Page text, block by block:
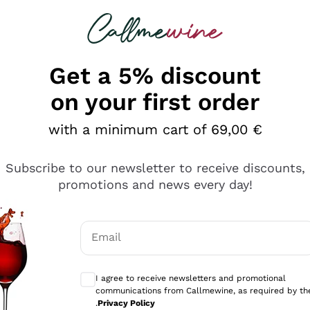
looking for
è male ma secondo me ci sono alternative che
Get a 5% discount
on your first order
with a minimum cart of 69,00 €
Subscribe to our newsletter to receive discounts,
promotions and news every day!
Email
I agree to receive newsletters and promotional
communications from Callmewine, as required by
.Privacy Policy